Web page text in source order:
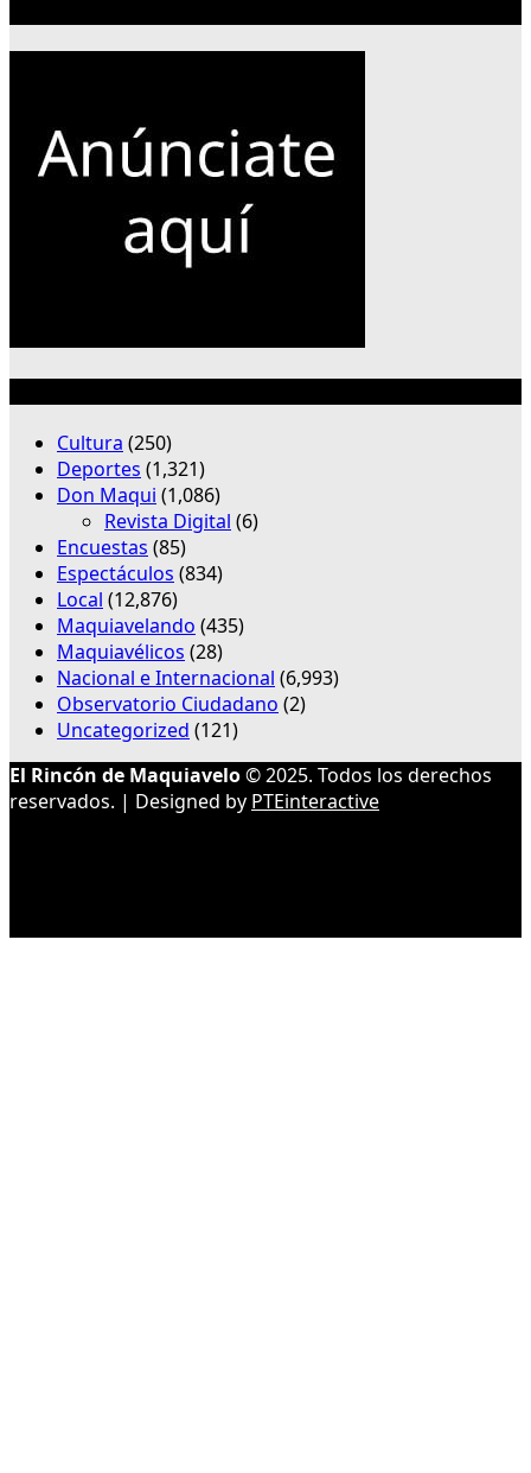
Cultura (250)
Deportes (1,321)
Don Maqui (1,086)
Revista Digital (6)
Encuestas (85)
Espectáculos (834)
Local (12,876)
Maquiavelando (435)
Maquiavélicos (28)
Nacional e Internacional (6,993)
Observatorio Ciudadano (2)
Uncategorized (121)
El Rincón de Maquiavelo© 2025. Todos los derechos
reservados. | Designed by PTEinteractive